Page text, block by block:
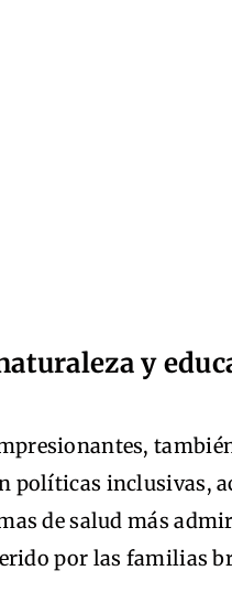
y
políticas inclusivas,
de salud más
por las familias